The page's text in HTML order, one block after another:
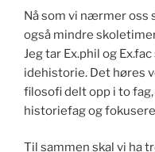
Nå som vi nærmer oss
også mindre
Jeg tar Ex.phil og
idehistorie. Det høres
filosofi delt opp i to
historiefag og
Til sammen skal vi ha